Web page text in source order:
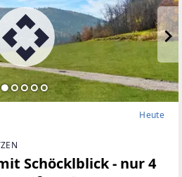
Heute
Schöcklblick - nur 4